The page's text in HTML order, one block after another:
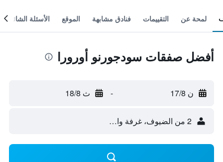
لمحة عن التقييمات فنادق مشابهة الموقع الأسئلة الشائعة
أفضل صفقات سودجورنو أورورا
ن 17/8 - ث 18/8
2 من الضيوف، غرفة واحدة